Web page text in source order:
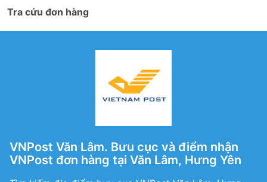
Tra cứu đơn hàng
VNPost Văn Lâm. Bưu cục và điểm nhận
VNPost đơn hàng tại Văn Lâm, Hưng Yên